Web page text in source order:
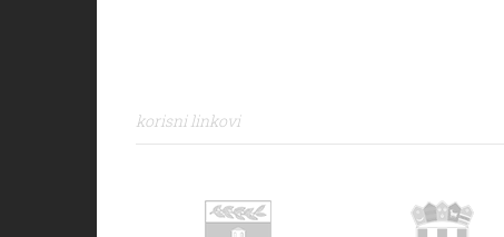
korisni linkovi